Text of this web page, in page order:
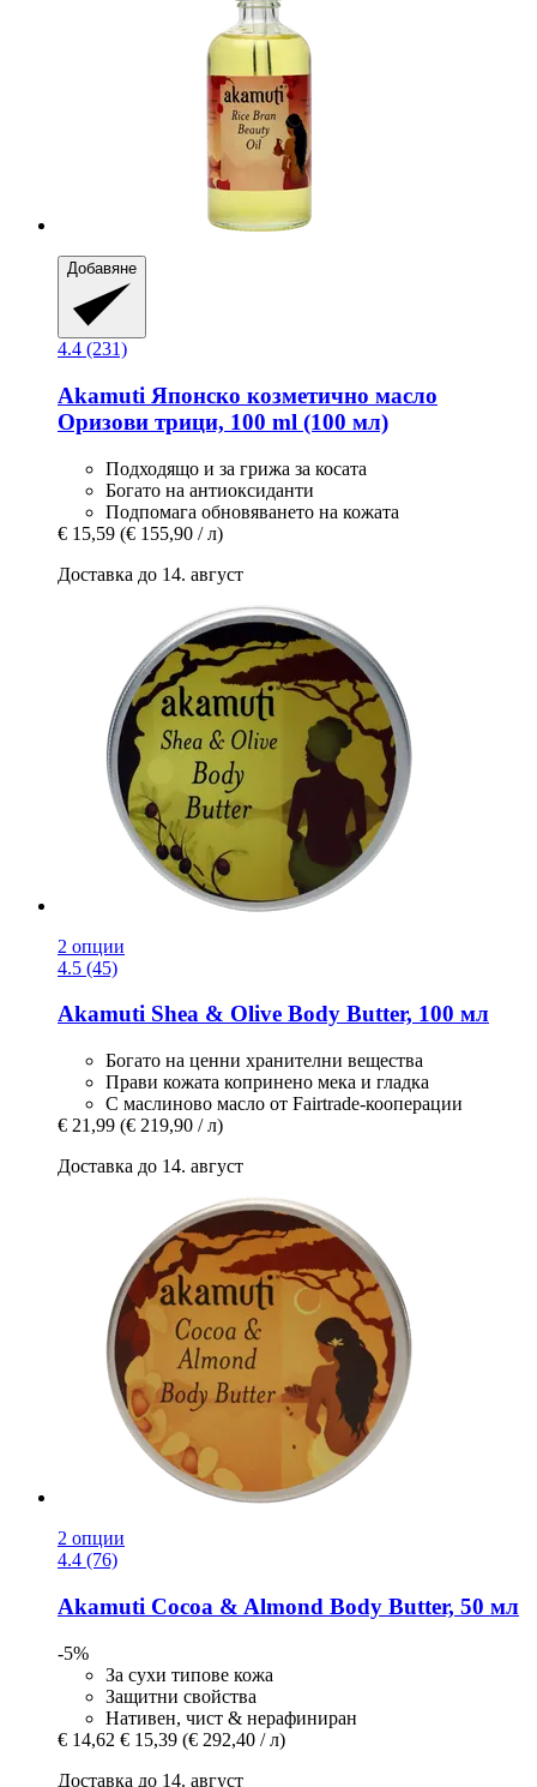
Добавяне
4.4 (231)
Akamuti Японско козметично масло
Оризови трици, 100 ml (100 мл)
Подходящо и за грижа за косата
Богато на антиоксиданти
Подпомага обновяването на кожата
€ 15,59 (€ 155,90 / л)
Доставка до 14. август
2 опции
4.5 (45)
Akamuti Shea & Olive Body Butter, 100 мл
Богато на ценни хранителни вещества
Прави кожата копринено мека и гладка
С маслиново масло от Fairtrade-кооперации
€ 21,99 (€ 219,90 / л)
Доставка до 14. август
2 опции
4.4 (76)
Akamuti Cocoa & Almond Body Butter, 50 мл
-5%
За сухи типове кожа
Защитни свойства
Нативен, чист & нерафиниран
€ 14,62 € 15,39 (€ 292,40 / л)
Доставка до 14. август